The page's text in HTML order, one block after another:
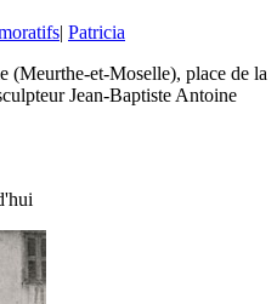
| Patricia
(Meurthe-et-Moselle), place de la
Jean-Baptiste Antoine